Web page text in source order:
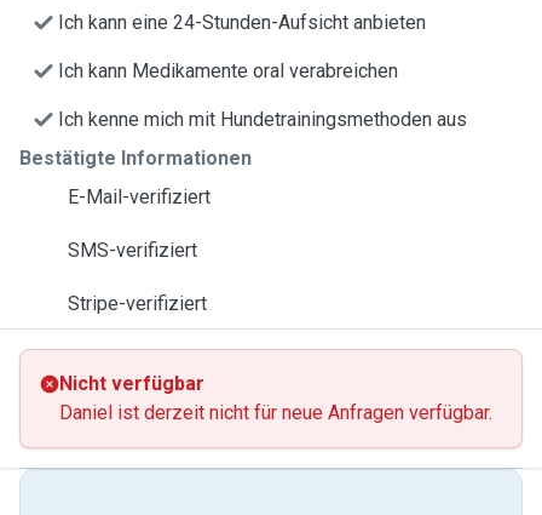
Ich kann eine 24-Stunden-Aufsicht anbieten
Ich kann Medikamente oral verabreichen
Ich kenne mich mit Hundetrainingsmethoden aus
Bestätigte Informationen
E-Mail-verifiziert
SMS-verifiziert
Stripe-verifiziert
Nicht verfügbar
Daniel ist derzeit nicht für neue Anfragen verfügbar.